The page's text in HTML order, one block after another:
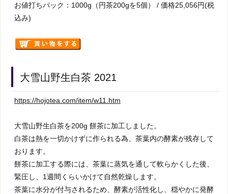
お値打ちパック：1000g（円茶200gを5個） / 価格25,056円(税
込み)
大雪山野生白茶 2021
https://hojotea.com/item/w11.htm
大雪山野生白茶を200g 餅茶に加工しました。
白茶は熱を一切かけずに作られる為、茶葉内の酵素が残存して
おります。
餅茶に加工する際には、茶葉に蒸気を通して軟らかくした後、
緊圧し、1週間くらいかけて自然乾燥します。
茶葉に水分が付与されるため、酵素が活性化し、穏やかに発酵